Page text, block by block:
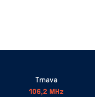
Trnava
106,2 MHz